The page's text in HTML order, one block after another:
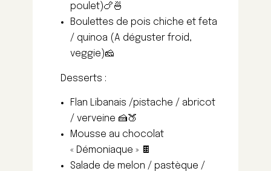
poulet)🍗🍜
Boulettes de pois chiche et feta
/ quinoa (A déguster froid,
veggie)🧀
Desserts :
Flan Libanais /pistache / abricot
/ verveine 🍰🍑
Mousse au chocolat
« Démoniaque » 🍫
Salade de melon / pastèque /